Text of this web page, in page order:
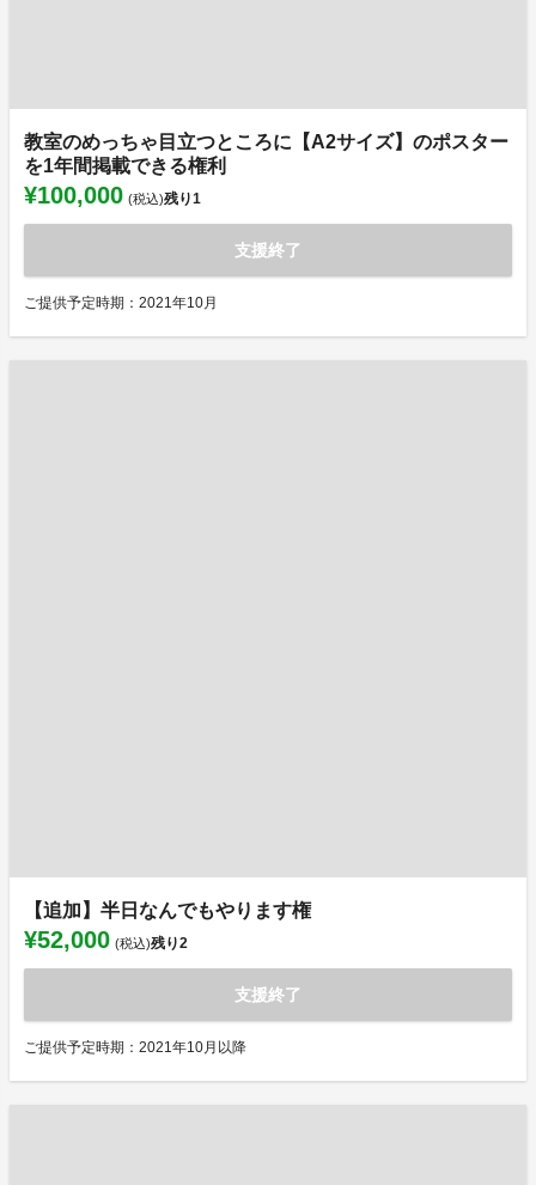
教室のめっちゃ目立つところに【A2サイズ】のポスター
を1年間掲載できる権利
¥100,000 (税込)残り1
支援終了
ご提供予定時期：2021年10月
【追加】半日なんでもやります権
¥52,000 (税込)残り2
支援終了
ご提供予定時期：2021年10月以降